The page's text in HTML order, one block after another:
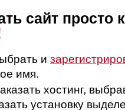
сайт просто
и
имя.
хостинг,
установку